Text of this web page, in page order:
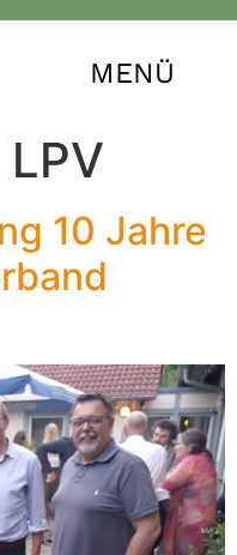
MENÜ
LPV
10 Jahre